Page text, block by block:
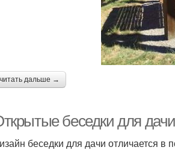
читать дальше →
беседки для
беседки для дачи отличается